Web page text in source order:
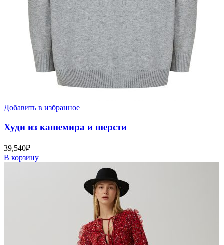
Добавить в избранное
Худи из кашемира и шерсти
39,540₽
В корзину